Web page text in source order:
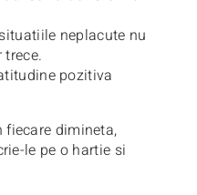
neplacute nu
pozitiva
fiecare dimineta,
le pe o hartie si